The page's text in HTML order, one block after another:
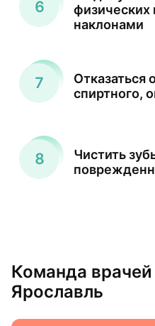
физических
наклонами
Отказаться
спиртного,
Чистить
Команда врачей
Ярославль